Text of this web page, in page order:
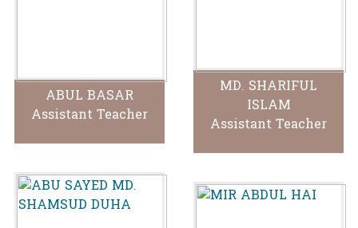
ABUL BASAR
Assistant Teacher
MD. SHARIFUL
ISLAM
Assistant Teacher